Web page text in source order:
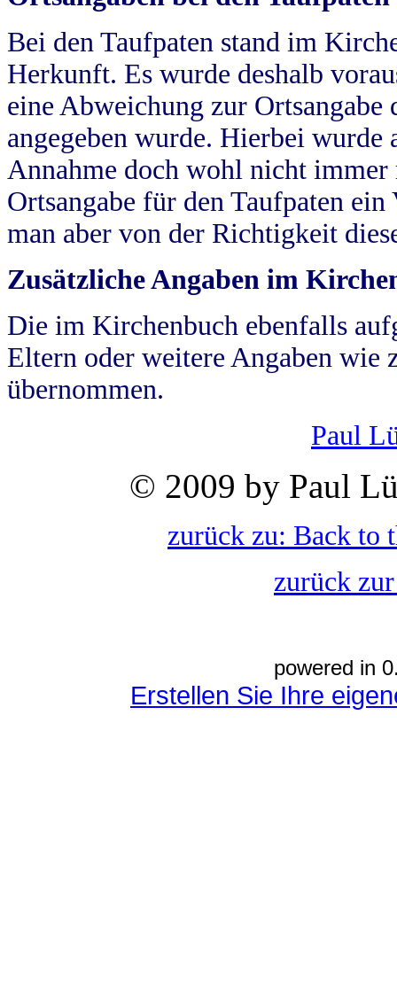
Bei den Taufpaten stand im
Herkunft. Es wurde deshalb
eine Abweichung zur
angegeben wurde. Hierbei wurde
Annahme doch wohl nicht
Ortsangabe für den Taufpaten
man aber von der Richtigkeit
Zusätzliche Angaben im
Die im Kirchenbuch ebenfalls
Eltern oder weitere Angaben wie
übernommen.
Paul
© 2009 by Paul
zurück zu: Back to
zurück
powered in
Erstellen Sie Ihre